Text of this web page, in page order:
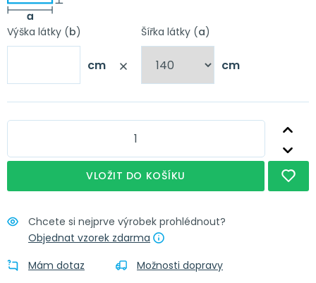
Obšití + řasící stuha Nápověda
Obšití + narážecí kroužky 4 cm Nápověda
Obšití + poutka 4x8 cm Nápověda
Výška látky (b)
cm
Šířka látky (a)
cm
VLOŽIT DO KOŠÍKU
Chcete si nejprve výrobek prohlédnout?
Objednat vzorek zdarma
Mám dotaz
Možnosti dopravy